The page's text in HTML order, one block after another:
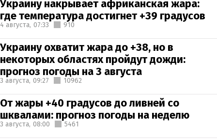
Украину накрывает африканская жара:
где температура достигнет +39 градусов
4 августа, 07:33 910
Украину охватит жара до +38, но в
некоторых областях пройдут дожди:
прогноз погоды на 3 августа
3 августа, 09:27 10962
От жары +40 градусов до ливней со
шквалами: прогноз погоды на неделю
3 августа, 08:00 5461